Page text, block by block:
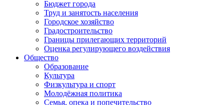
Бюджет города
Труд и занятость населения
Городское хозяйство
Градостроительство
Границы прилегающих территорий
Оценка регулирующего воздействия
Общество
Образование
Культура
Физкультура и спорт
Молодёжная политика
Семья, опека и попечительство